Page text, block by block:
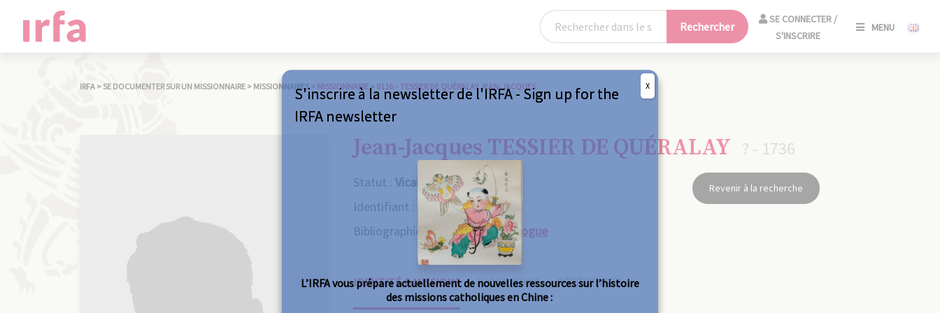
Rechercher
SE CONNECTER /
S'INSCRIRE
MENU
IRFA >SE DOCUMENTER SUR UN MISSIONNAIRE > MISSIONNAIRES > MISSIONNAIRE> 0116 – TESSIER DE QUÉRALAY JEAN-JACQUES
Jean-Jacques TESSIER DE QUÉRALAY ? - 1736
Statut : Vicaire apostolique
Identifiant : 0116
Bibliographie :Consulter le catalogue
Revenir à la recherche
IDENTITÉ & MISSIONS BIOGRAPHIE RÉFÉRENCES
S'inscrire à la newsletter de l'IRFA - Sign up for the
IRFA newsletter
L’IRFA vous prépare actuellement de nouvelles ressources sur l’histoire
des missions catholiques en Chine :
X